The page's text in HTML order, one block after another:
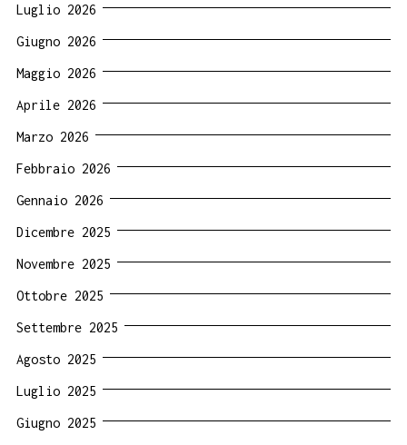
Luglio 2026
Giugno 2026
Maggio 2026
Aprile 2026
Marzo 2026
Febbraio 2026
Gennaio 2026
Dicembre 2025
Novembre 2025
Ottobre 2025
Settembre 2025
Agosto 2025
Luglio 2025
Giugno 2025